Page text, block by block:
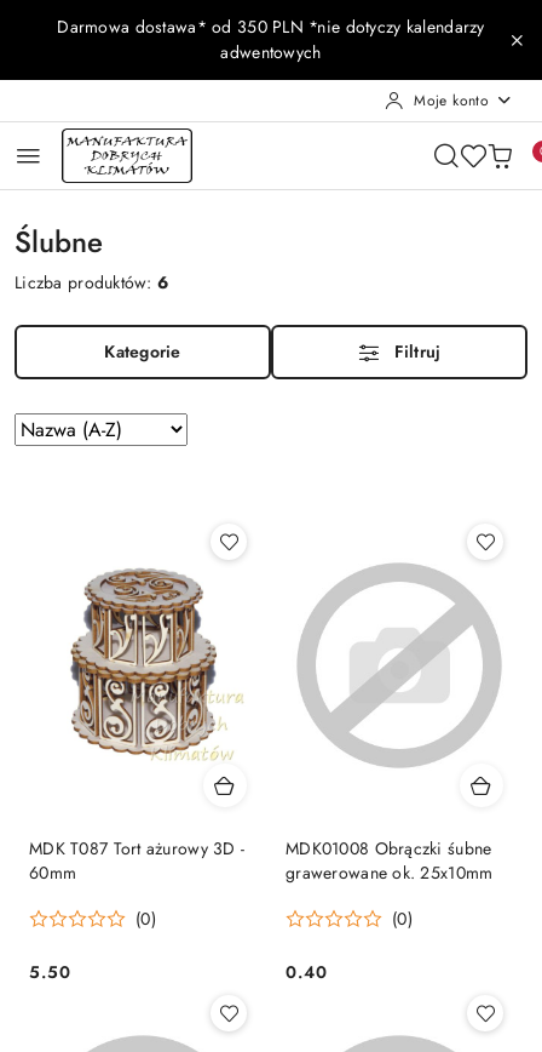
Przejdź do treści głównej
Przejdź do wyszukiwarki
Przejdź do moje konto
Przejdź do menu głównego
Przejdź do stopki
Darmowa dostawa* od 350 PLN *nie dotyczy kalendarzy
adwentowych
Moje konto
Ślubne
Liczba produktów:6
Kategorie Filtruj
Zastosowano
sortowanie:
Sortuj
według
MDK T087 Tort ażurowy 3D -
60mm
(0)
Cena:
5.50
MDK01008 Obrączki śubne
grawerowane ok. 25x10mm
(0)
Cena:
0.40